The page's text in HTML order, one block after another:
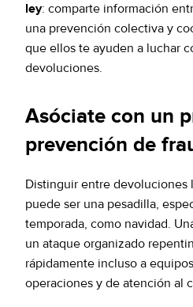
ley: comparte información
una prevención colectiva y
que ellos te ayuden a luchar
devoluciones.
Asóciate con un
prevención de
Distinguir entre devoluciones
puede ser una pesadilla,
temporada, como navidad.
un ataque organizado
rápidamente incluso a
operaciones y de atención al